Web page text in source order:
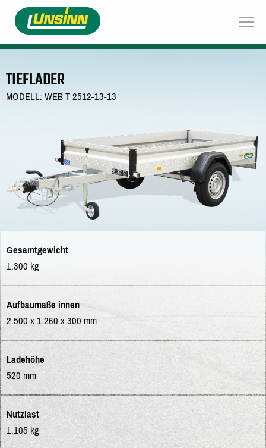
Direkt
zum
Inhalt
TIEFLADER
MODELL: WEB T 2512-13-13
Gesamtgewicht
1.300 kg
Aufbaumaße innen
2.500 x 1.260 x 300 mm
Ladehöhe
520 mm
Nutzlast
1.105 kg